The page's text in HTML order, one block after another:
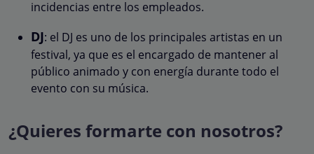
incidencias entre los empleados.
DJ: el DJ es uno de los principales artistas en un
festival, ya que es el encargado de mantener al
público animado y con energía durante todo el
evento con su música.
¿Quieres formarte con nosotros?